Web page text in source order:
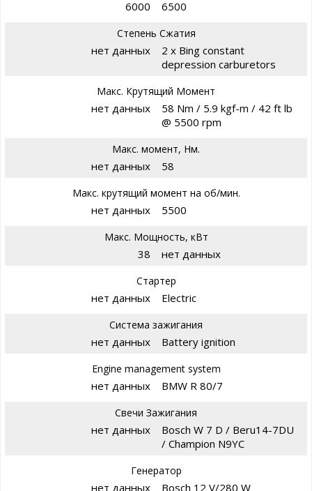
6000 6500
Степень Сжатия
нет данных
2 x Bing constant
depression carburetors
Макс. Крутящий Момент
нет данных
58 Nm / 5.9 kgf-m / 42 ft lb
@ 5500 rpm
Макс. момент, Нм.
нет данных 58
Макс. крутящий момент на об/мин.
нет данных 5500
Макс. Мощность, кВт
38 нет данных
Стартер
нет данных Electric
Система зажигания
нет данных Battery ignition
Engine management system
нет данных BMW R 80/7
Свечи Зажигания
нет данных
Bosch W 7 D / Beru14-7DU
/ Champion N9YC
Генератор
нет данных Bosch 12 V/280 W